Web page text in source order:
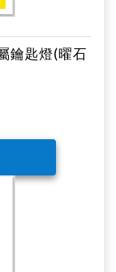
鑰匙燈(曜石